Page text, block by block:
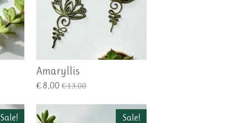
Amaryllis
€ 8,00 € 13,00
Sale! Sale!